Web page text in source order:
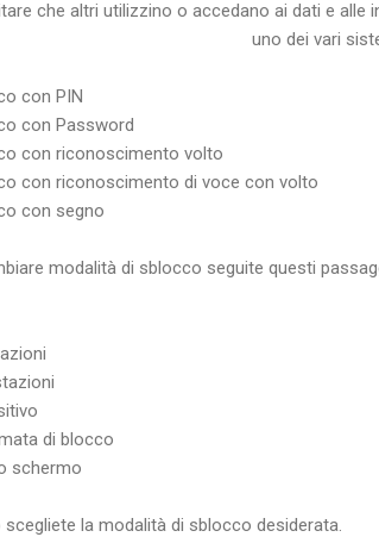
che altri utilizzino o accedano ai dati e
uno dei vari
con PIN
con Password
con riconoscimento volto
con riconoscimento di voce con volto
con segno
modalità di sblocco seguite questi
di blocco
schermo
la modalità di sblocco desiderata.